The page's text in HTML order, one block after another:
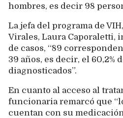
hombres, es decir 98
La jefa del programa de
Virales, Laura Caporaletti,
de casos, “89
39 años, es decir, el 60,2%
diagnosticados”.
En cuanto al acceso al
funcionaria remarcó que
cuentan con su